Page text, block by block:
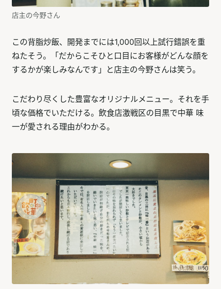
店主の今野さん
この背脂炒飯、開発までには1,000回以上試行錯誤を重
ねたそう。「だからこそひと口目にお客様がどんな顔を
するかが楽しみなんです」と店主の今野さんは笑う。
こだわり尽くした豊富なオリジナルメニュー。それを手
頃な価格でいただける。飲食店激戦区の目黒で中華 味
一が愛される理由がわかる。